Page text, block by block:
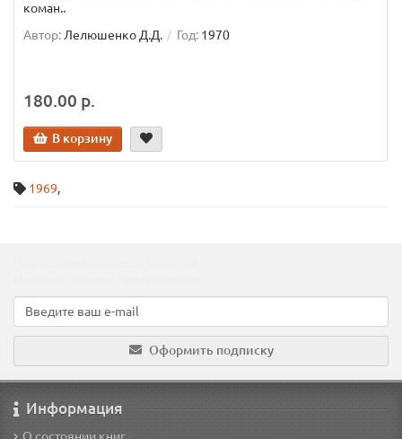
коман..
Автор: Лелюшенко Д.Д. Год: 1970
180.00 р.
В корзину
1969,
Оформить подписку
Информация